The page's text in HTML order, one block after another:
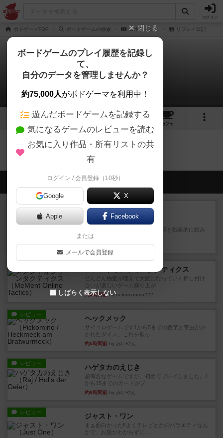
ログイン
ボドゲーマTOP ボードゲームの検索 ロボティクス リプレイ日記
ロボティクス
0件のリプレイ日記
1
カフェ
ロボティクスのトップに戻る
会員の新しい投稿
ルール/インスト
マーケットフレッシュ
目的あなたの店先に農産物の木箱を戦略的に積み
重ねて在庫を最大化し、競合...
約4時間前by jurong
メメントオンラインタクティクス
どんどん物量が増えて大変になっていく押し付け
合いが楽しいゲーム盛り上が...
約4時間前by nekomanma222
レビュー ヘックメック
サイコロゲームです1から5までの数字と芋虫がか
かれたダイス。これを振っ...
約5時間前 by みいやん
レビュー ハゲタカのえじき
超有名なゲームですが、初めてプレイしました。1
から15までのカードがプ...
約6時間前 by みいやん
レビュー ジャスト・ワン
まぁ面白かった‼️よくテレビとかのバラエティなん
かで、お題がわからずに...
閉じる
ボードゲームのプレイ履歴を記録し
て、
自分のデータを管理しませんか？
約75,000人がボドゲーマを利用中！
遊んだボードゲームを記録する
気になるゲームのレビューを読む
お気に入り作品・所有リストの共
有
ログイン / 会員登録（10秒）
Google X
Apple Facebook
または
メールで会員登録
しばらく表示しない